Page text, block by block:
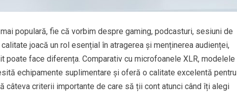
populară, fie că vorbim despre gaming, podcasturi, sesiuni de
joacă un rol esențial în atragerea și menținerea audienței,
poate face diferența. Comparativ cu microfoanele XLR, modelele
echipamente suplimentare și oferă o calitate excelentă pentru
câteva criterii importante de care să ții cont atunci când îți alegi